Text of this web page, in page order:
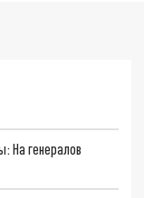
На генералов